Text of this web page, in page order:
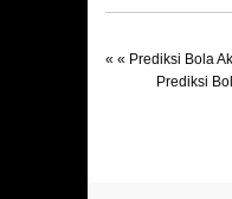
« « Prediksi Bola
Prediksi